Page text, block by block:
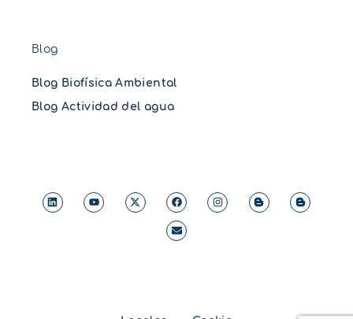
Blog
Blog Biofísica Ambiental
Blog Actividad del agua